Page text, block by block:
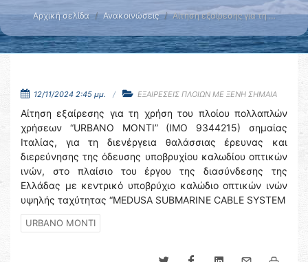
Αρχική σελίδα Ανακοινώσεις Αίτηση εξαίρεσης για τη …
12/11/2024 2:45 μμ. ΕΞΑΙΡΕΣΕΙΣ ΠΛΟΙΩΝ ΜΕ ΞΕΝΗ ΣΗΜΑΙΑ
Αίτηση εξαίρεσης για τη χρήση του πλοίου πολλαπλών
χρήσεων “URBANO MONTI” (IMO 9344215) σημαίας
Ιταλίας, για τη διενέργεια θαλάσσιας έρευνας και
διερεύνησης της όδευσης υποβρυχίου καλωδίου οπτικών
ινών, στο πλαίσιο του έργου της διασύνδεσης της
Ελλάδας με κεντρικό υποβρύχιο καλώδιο οπτικών ινών
υψηλής ταχύτητας “MEDUSA SUBMARINE CABLE SYSTEM
URBANO MONTI